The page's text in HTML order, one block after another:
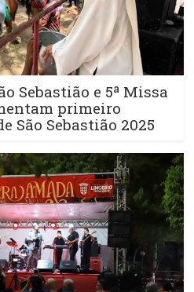
Sebastião e 5ª Missa
primeiro
São Sebastião 2025